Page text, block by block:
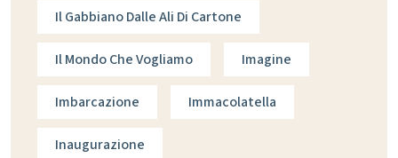
Il Gabbiano Dalle Ali Di Cartone
Il Mondo Che Vogliamo Imagine
Imbarcazione Immacolatella
Inaugurazione